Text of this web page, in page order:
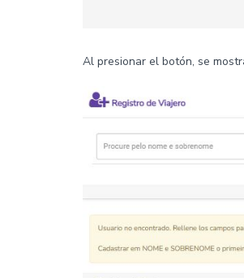
Al presionar el botón, se